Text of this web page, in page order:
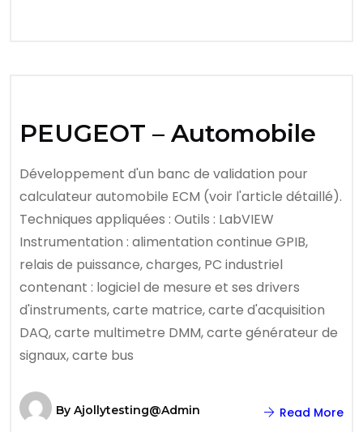
PEUGEOT – Automobile
Développement d'un banc de validation pour
calculateur automobile ECM (voir l'article détaillé).
Techniques appliquées : Outils : LabVIEW
Instrumentation : alimentation continue GPIB,
relais de puissance, charges, PC industriel
contenant : logiciel de mesure et ses drivers
d'instruments, carte matrice, carte d'acquisition
DAQ, carte multimetre DMM, carte générateur de
signaux, carte bus
By Ajollytesting@admin Read More